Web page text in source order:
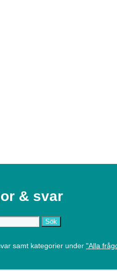
& svar
samt kategorier under "Alla